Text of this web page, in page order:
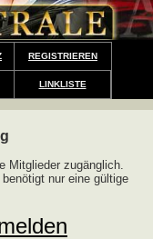
REGISTRIEREN
LINKLISTE
Mitglieder zugänglich.
benötigt nur eine gültige